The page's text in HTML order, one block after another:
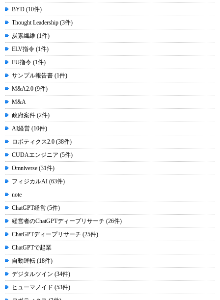
BYD (10件)
Thought Leadership (3件)
炭素繊維 (1件)
ELV指令 (1件)
EU指令 (1件)
サンプル報告書 (1件)
M&A2.0 (9件)
M&A
政府案件 (2件)
AI経営 (10件)
ロボティクス2.0 (38件)
CUDAエンジニア (5件)
Omniverse (31件)
フィジカルAI (63件)
note
ChatGPT経営 (5件)
経営者のChatGPTディープリサーチ (26件)
ChatGPTディープリサーチ (25件)
ChatGPTで起業
自動運転 (18件)
デジタルツイン (34件)
ヒューマノイド (53件)